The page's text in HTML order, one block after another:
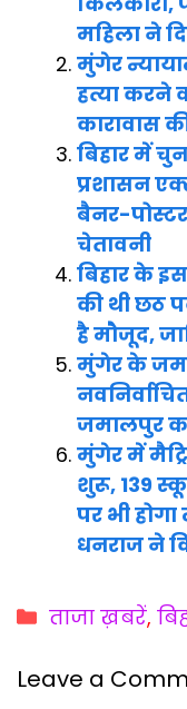
t
t
e
r
i
l
e
g
r
a
महिला ने
मुंगेर
हत्या करने
कारावास
बिहार में
प्रशासन
बैनर-
चेतावनी
बिहार के
की थी छठ
है मौजूद,
मुंगेर के
जमालपुर
मुंगेर में
शुरू, 139
पर भी
धनराज ने
Categories
ताजा ख़बरें,
Leave a